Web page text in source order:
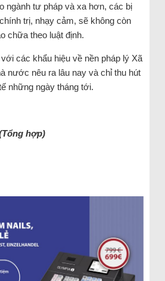
ngành tư pháp và xa hơn, các bị
trị, nhạy cảm, sẽ không còn
chữa theo luật định.
các khẩu hiệu về nền pháp lý Xã
nước nêu ra lâu nay và chỉ thu hút
những ngày tháng tới.
hợp)